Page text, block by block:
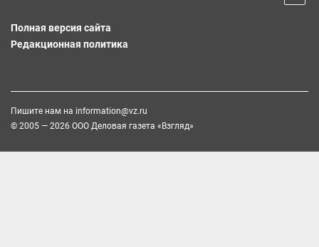
Полная версия сайта
Редакционная политика
Пишите нам на information@vz.ru
© 2005 — 2026 ООО Деловая газета «Взгляд»